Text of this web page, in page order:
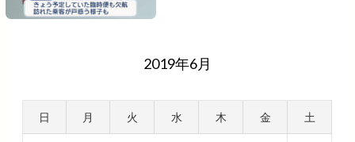
2019年6月
日 月 火 水 木 金 土